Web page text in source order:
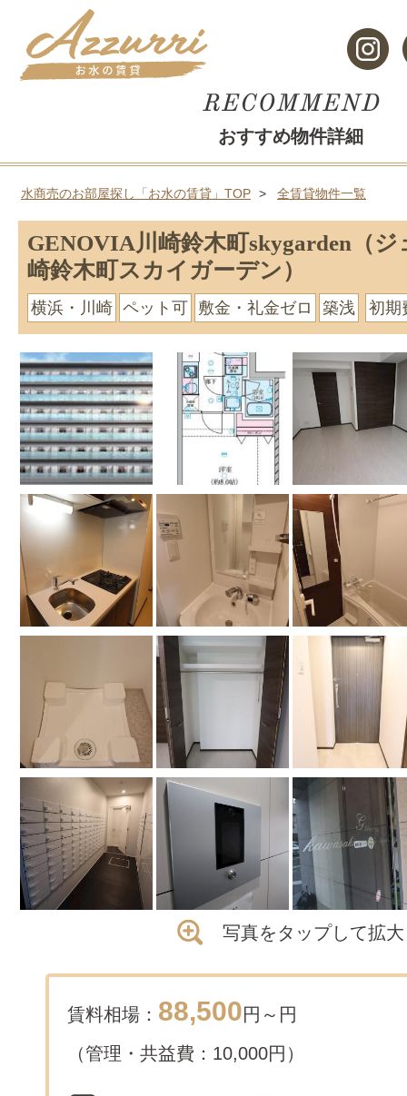
おすすめ物件詳細
水商売のお部屋探し「お水の賃貸」TOP 全賃貸物件一覧
GENOVIA川崎鈴木町skygarden（
崎鈴木町スカイガーデン）
横浜・川崎 ペット可 敷金・礼金ゼロ 築浅 初期
写真をタップして拡大
賃料相場： 88,500円～ 円
（管理・共益費：10,000円）